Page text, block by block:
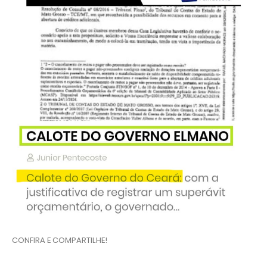
CONFIRA E COMPARTILHE!